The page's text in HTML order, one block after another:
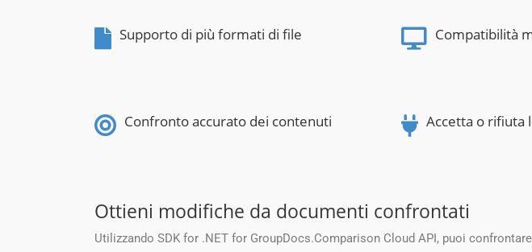
Supporto di più formati di file Compatibilità
Confronto accurato dei contenuti Accetta o rifiuta
Ottieni modifiche da documenti confrontati
Utilizzando SDK for .NET for GroupDocs.Comparison Cloud API, puoi